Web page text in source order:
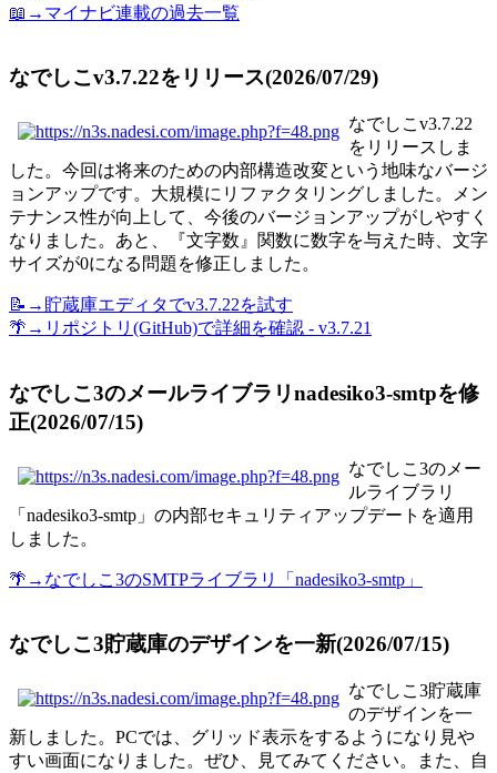
📖→マイナビ連載の過去一覧
なでしこv3.7.22をリリース(2026/07/29)
なでしこv3.7.22
をリリースしま
した。今回は将来のための内部構造改変という地味なバージ
ョンアップです。大規模にリファクタリングしました。メン
テナンス性が向上して、今後のバージョンアップがしやすく
なりました。あと、『文字数』関数に数字を与えた時、文字
サイズが0になる問題を修正しました。
📝→貯蔵庫エディタでv3.7.22を試す
🌴→リポジトリ(GitHub)で詳細を確認 - v3.7.21
なでしこ3のメールライブラリnadesiko3-smtpを修
正(2026/07/15)
なでしこ3のメー
ルライブラリ
「nadesiko3-smtp」の内部セキュリティアップデートを適用
しました。
🌴→なでしこ3のSMTPライブラリ「nadesiko3-smtp」
なでしこ3貯蔵庫のデザインを一新(2026/07/15)
なでしこ3貯蔵庫
のデザインを一
新しました。PCでは、グリッド表示をするようになり見や
すい画面になりました。ぜひ、見てみてください。また、自